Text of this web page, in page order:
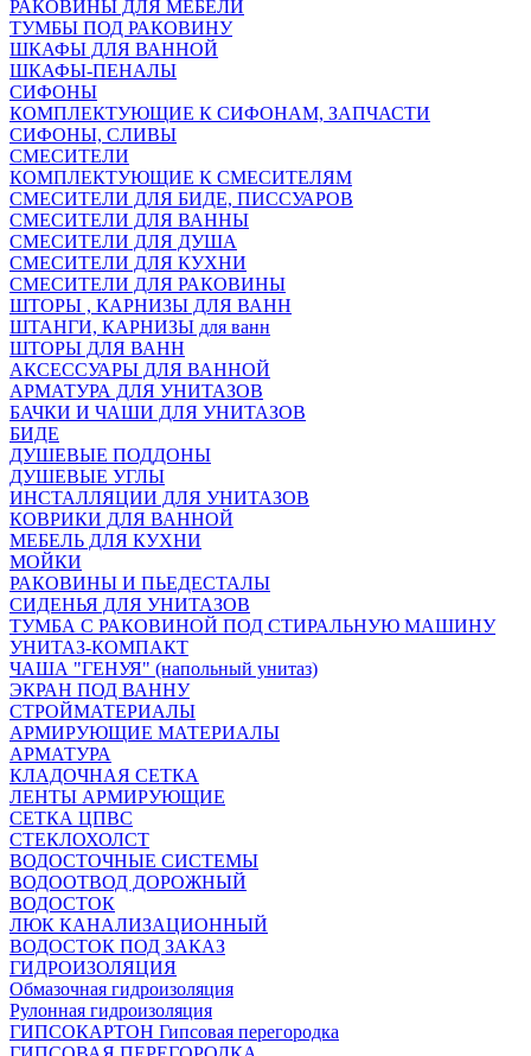
РАКОВИНЫ ДЛЯ МЕБЕЛИ
ТУМБЫ ПОД РАКОВИНУ
ШКАФЫ ДЛЯ ВАННОЙ
ШКАФЫ-ПЕНАЛЫ
СИФОНЫ
КОМПЛЕКТУЮЩИЕ К СИФОНАМ, ЗАПЧАСТИ
СИФОНЫ, СЛИВЫ
СМЕСИТЕЛИ
КОМПЛЕКТУЮЩИЕ К СМЕСИТЕЛЯМ
СМЕСИТЕЛИ ДЛЯ БИДЕ, ПИССУАРОВ
СМЕСИТЕЛИ ДЛЯ ВАННЫ
СМЕСИТЕЛИ ДЛЯ ДУША
СМЕСИТЕЛИ ДЛЯ КУХНИ
СМЕСИТЕЛИ ДЛЯ РАКОВИНЫ
ШТОРЫ , КАРНИЗЫ ДЛЯ ВАНН
ШТАНГИ, КАРНИЗЫ для ванн
ШТОРЫ ДЛЯ ВАНН
АКСЕССУАРЫ ДЛЯ ВАННОЙ
АРМАТУРА ДЛЯ УНИТАЗОВ
БАЧКИ И ЧАШИ ДЛЯ УНИТАЗОВ
БИДЕ
ДУШЕВЫЕ ПОДДОНЫ
ДУШЕВЫЕ УГЛЫ
ИНСТАЛЛЯЦИИ ДЛЯ УНИТАЗОВ
КОВРИКИ ДЛЯ ВАННОЙ
МЕБЕЛЬ ДЛЯ КУХНИ
МОЙКИ
РАКОВИНЫ И ПЬЕДЕСТАЛЫ
СИДЕНЬЯ ДЛЯ УНИТАЗОВ
ТУМБА С РАКОВИНОЙ ПОД СТИРАЛЬНУЮ МАШИНУ
УНИТАЗ-КОМПАКТ
ЧАША "ГЕНУЯ" (напольный унитаз)
ЭКРАН ПОД ВАННУ
СТРОЙМАТЕРИАЛЫ
АРМИРУЮЩИЕ МАТЕРИАЛЫ
АРМАТУРА
КЛАДОЧНАЯ СЕТКА
ЛЕНТЫ АРМИРУЮЩИЕ
СЕТКА ЦПВС
СТЕКЛОХОЛСТ
ВОДОСТОЧНЫЕ СИСТЕМЫ
ВОДООТВОД ДОРОЖНЫЙ
ВОДОСТОК
ЛЮК КАНАЛИЗАЦИОННЫЙ
ВОДОСТОК ПОД ЗАКАЗ
ГИДРОИЗОЛЯЦИЯ
Обмазочная гидроизоляция
Рулонная гидроизоляция
ГИПСОКАРТОН Гипсовая перегородка